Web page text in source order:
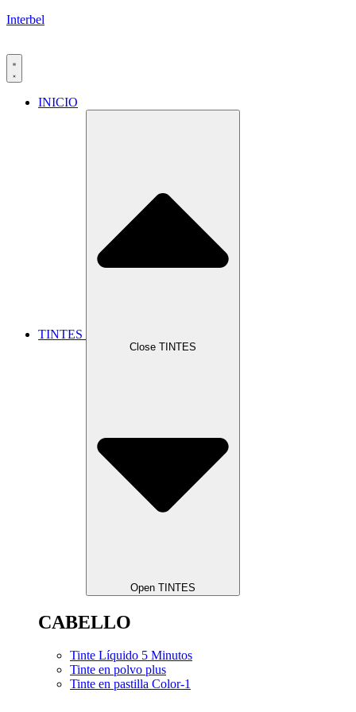
Interbel
INICIO
TINTES
Close TINTES
Open TINTES
CABELLO
Tinte Líquido 5 Minutos
Tinte en polvo plus
Tinte en pastilla Color-1